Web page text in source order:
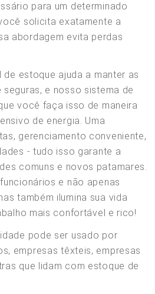
para um determinado
solicita exatamente a
abordagem evita perdas
estoque ajuda a manter as
e nosso sistema de
você faça isso de maneira
de energia. Uma
gerenciamento conveniente,
- tudo isso garante a
comuns e novos patamares.
e não apenas
também ilumina sua vida
mais confortável e rico!
pode ser usado por
empresas têxteis, empresas
que lidam com estoque de